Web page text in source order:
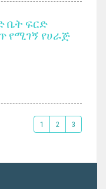
ቤት ፍርድ
የሚገኝ የሀራጅ
1 2 3